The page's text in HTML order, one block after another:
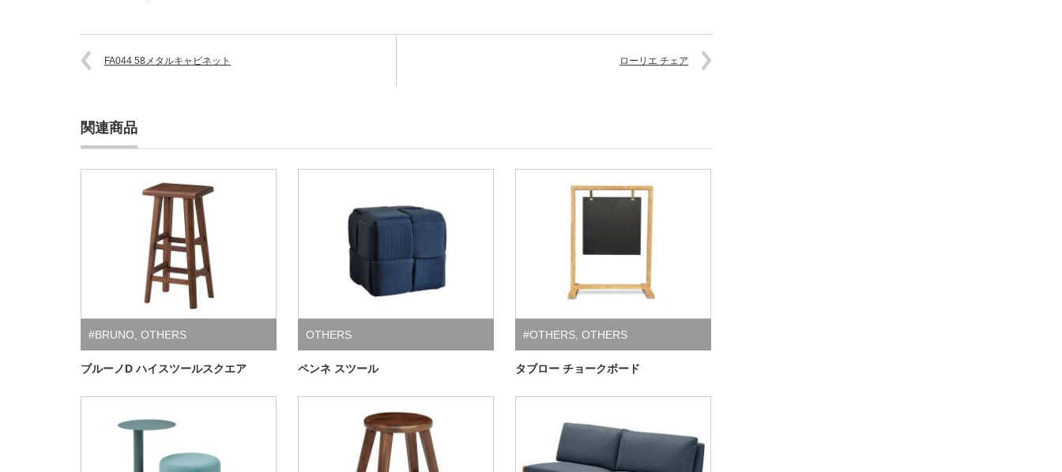
FA044 58メタルキャビネット ローリエ チェア
関連商品
#BRUNO OTHERS
ブルーノD ハイスツールスクエア
OTHERS
ペンネ スツール
#OTHERS OTHERS
タブロー チョークボード